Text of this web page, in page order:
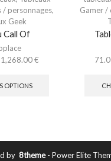
/ personnages,
Geek
Call Of
1,268.00€
OPTIONS
Gamer /
by 8theme- Power Elite